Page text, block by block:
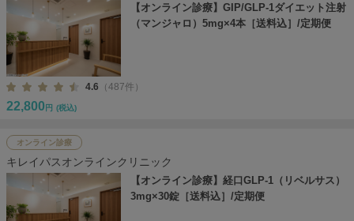
【オンライン診療】GIP/GLP-1ダイエット注射
（マンジャロ）5mg×4本［送料込］/定期便
4.6 （487件）
22,800 円 (税込)
オンライン診療
キレイパスオンラインクリニック
【オンライン診療】経口GLP-1（リベルサス）
3mg×30錠［送料込］/定期便